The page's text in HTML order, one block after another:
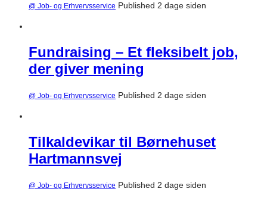
@ Job- og Erhvervsservice Published 2 dage siden
Fundraising – Et fleksibelt job,
der giver mening
@ Job- og Erhvervsservice Published 2 dage siden
Tilkaldevikar til Børnehuset
Hartmannsvej
@ Job- og Erhvervsservice Published 2 dage siden